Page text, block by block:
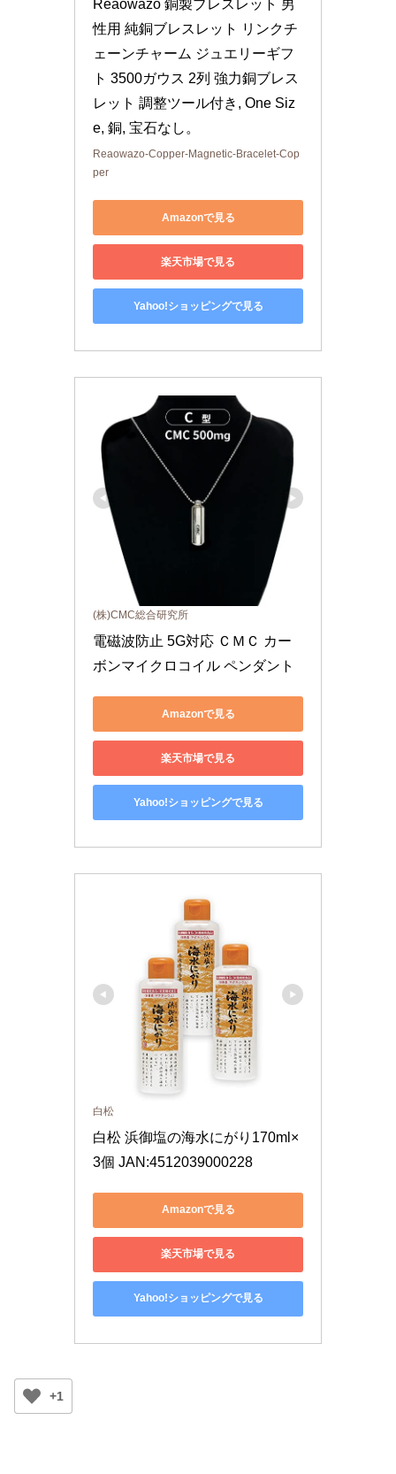
Reaowazo 銅製ブレスレット 男
性用 純銅ブレスレット リンクチ
ェーンチャーム ジュエリーギフ
ト 3500ガウス 2列 強力銅ブレス
レット 調整ツール付き, One Siz
e, 銅, 宝石なし。
Reaowazo-Copper-Magnetic-Bracelet-Cop
per
Amazonで見る
楽天市場で見る
Yahoo!ショッピングで見る
(株)CMC総合研究所
電磁波防止 5G対応 ＣＭＣ カー
ボンマイクロコイル ペンダント
Amazonで見る
楽天市場で見る
Yahoo!ショッピングで見る
白松
白松 浜御塩の海水にがり170ml×
3個 JAN:4512039000228
Amazonで見る
楽天市場で見る
Yahoo!ショッピングで見る
+1